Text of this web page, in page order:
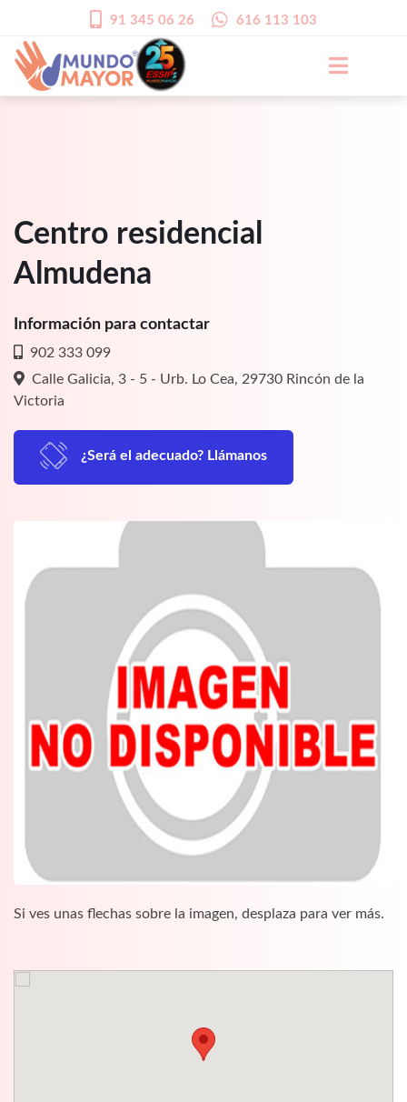
91 345 06 26 616 113 103
Centro residencial
Almudena
Información para contactar
902 333 099
Calle Galicia, 3 - 5 - Urb. Lo Cea, 29730 Rincón de la
Victoria
¿Será el adecuado? Llámanos
Si ves unas flechas sobre la imagen, desplaza para ver más.